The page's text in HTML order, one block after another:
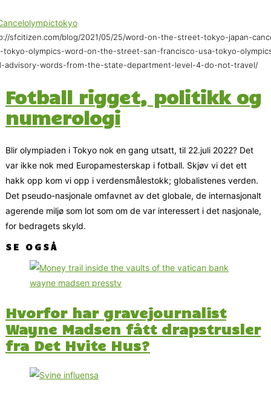
sfcitizen.com/blog/2021/05/25/word-on-the-street-tokyo-japan-
tokyo-olympics-word-on-the-street-san-francisco-usa-tokyo-
advisory-words-from-the-state-department-level-4-do-not-travel/
Fotball rigget, politikk og
numerologi
Blir olympiaden i Tokyo nok en gang utsatt, til 22.juli 2022? Det
var ikke nok med Europamesterskap i fotball. Skjøv vi det ett
hakk opp kom vi opp i verdensmålestokk; globalistenes verden.
Det pseudo-nasjonale omfavnet av det globale, de internasjonalt
agerende miljø som lot som om de var interessert i det nasjonale,
for bedragets skyld.
SE OGSÅ
Hvorfor har gravejournalist
Wayne Madsen fått drapstrusler
fra Det Hvite Hus?